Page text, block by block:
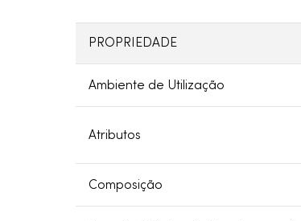
PROPRIEDADE
Ambiente de Utilização
Atributos
Composição